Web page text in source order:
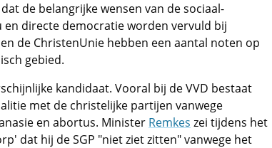
de belangrijke wensen van de sociaal-
directe democratie worden vervuld bij
de ChristenUnie hebben een aantal noten op
gebied.
kandidaat. Vooral bij de VVD bestaat
met de christelijke partijen vanwege
en abortus. Minister Remkes zei tijdens het
dat hij de SGP "niet ziet zitten" vanwege het